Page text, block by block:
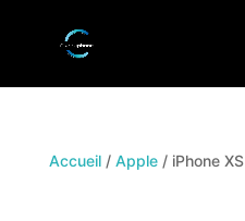
Accueil/ Apple/ iPhone XS